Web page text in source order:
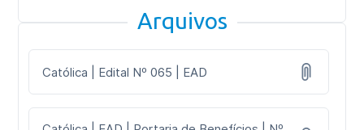
Arquivos
Católica | Edital Nº 065 | EAD